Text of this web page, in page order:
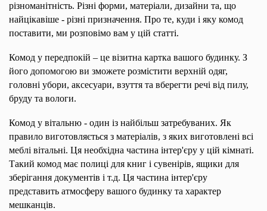
різноманітність. Різні форми, матеріали, дизайни та, що
найцікавіше - різні призначення. Про те, куди і яку комод
поставити, ми розповімо вам у цій статті.
Комод у передпокій – це візитна картка вашого будинку. З
його допомогою ви зможете розмістити верхній одяг,
головні убори, аксесуари, взуття та вберегти речі від пилу,
бруду та вологи.
Комод у вітальню - один із найбільш затребуваних. Як
правило виготовляється з матеріалів, з яких виготовлені всі
меблі вітальні. Ця необхідна частина інтер'єру у цій кімнаті.
Такий комод має полиці для книг і сувенірів, ящики для
зберігання документів і т.д. Ця частина інтер'єру
представить атмосферу вашого будинку та характер
мешканців.